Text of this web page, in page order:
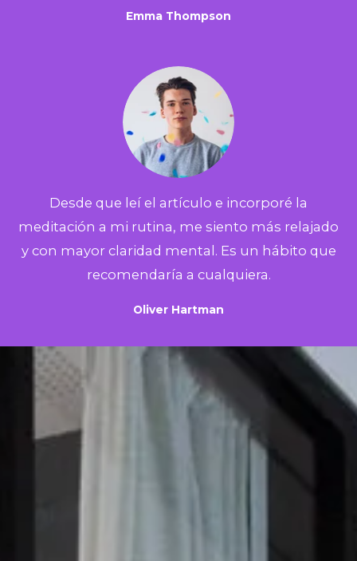
Emma Thompson
Desde que leí el artículo e incorporé la
meditación a mi rutina, me siento más relajado
y con mayor claridad mental. Es un hábito que
recomendaría a cualquiera.
Oliver Hartman